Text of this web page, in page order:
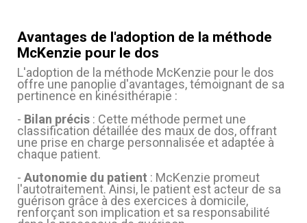
Avantages de l'adoption de la méthode
McKenzie pour le dos
L'adoption de la méthode McKenzie pour le dos
offre une panoplie d'avantages, témoignant de sa
pertinence en kinésithérapie :
- Bilan précis : Cette méthode permet une
classification détaillée des maux de dos, offrant
une prise en charge personnalisée et adaptée à
chaque patient.
- Autonomie du patient : McKenzie promeut
l'autotraitement. Ainsi, le patient est acteur de sa
guérison grâce à des exercices à domicile,
renforçant son implication et sa responsabilité